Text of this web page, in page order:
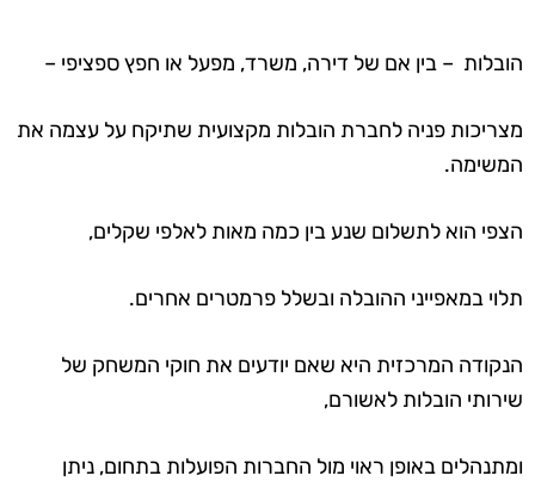
הובלות – בין אם של דירה, משרד, מפעל או חפץ ספציפי –
מצריכות פניה לחברת הובלות מקצועית שתיקח על עצמה את
המשימה.
הצפי הוא לתשלום שנע בין כמה מאות לאלפי שקלים,
תלוי במאפייני ההובלה ובשלל פרמטרים אחרים.
הנקודה המרכזית היא שאם יודעים את חוקי המשחק של
שירותי הובלות לאשורם,
ומתנהלים באופן ראוי מול החברות הפועלות בתחום, ניתן